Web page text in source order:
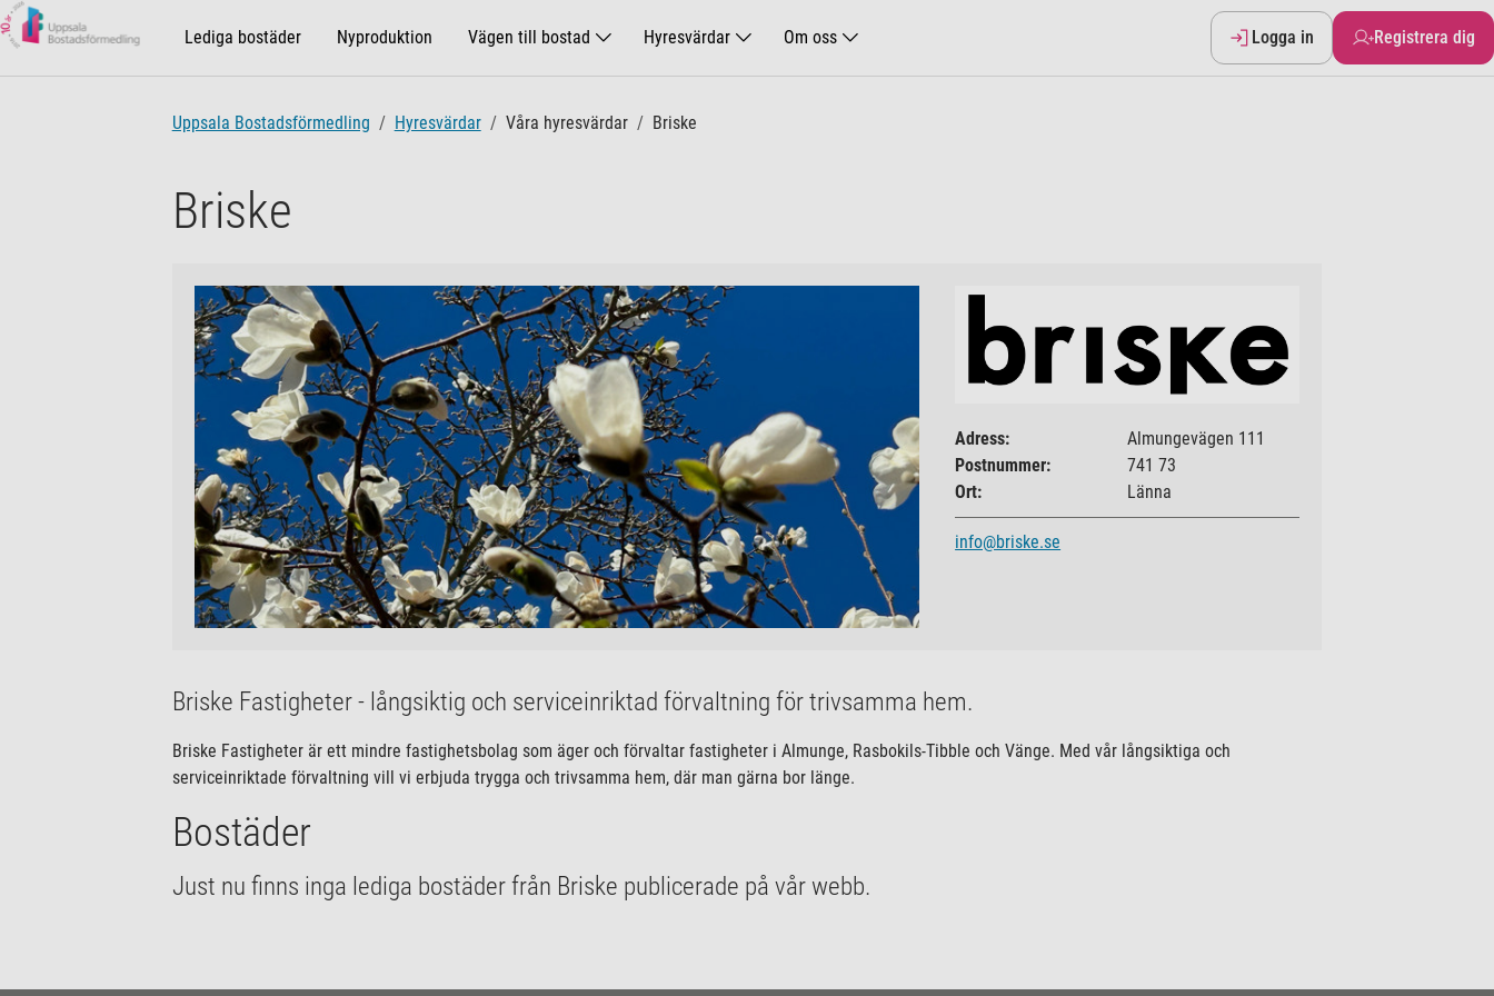
Lediga bostäder Nyproduktion Vägen till bostad Hyresvärdar Om oss Logga in Registrera dig
Uppsala Bostadsförmedling Hyresvärdar Våra hyresvärdar Briske
Briske
Adress:
Almungevägen 111
Postnummer:
741 73
Ort:
Länna
info@briske.se
Briske Fastigheter - långsiktig och serviceinriktad förvaltning för trivsamma hem.
Briske Fastigheter är ett mindre fastighetsbolag som äger och förvaltar fastigheter i Almunge, Rasbokils-Tibble och Vänge. Med vår långsiktiga och
serviceinriktade förvaltning vill vi erbjuda trygga och trivsamma hem, där man gärna bor länge.
Bostäder
Just nu finns inga lediga bostäder från Briske publicerade på vår webb.